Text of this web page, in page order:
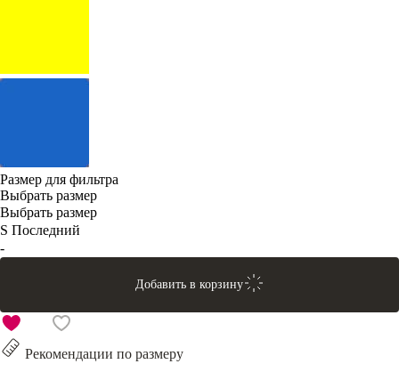
Размер для фильтра
Выбрать размер
Выбрать размер
S Последний
-
Добавить в корзину
Рекомендации по размеру